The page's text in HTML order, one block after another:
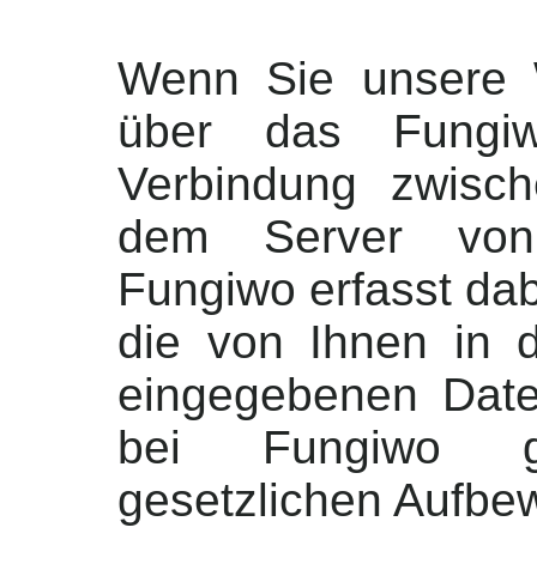
Wenn Sie unsere
über das
Verbindung
dem Server
Fungiwo erfasst
die von Ihnen in
eingegebenen
bei Fungiwo
gesetzlichen